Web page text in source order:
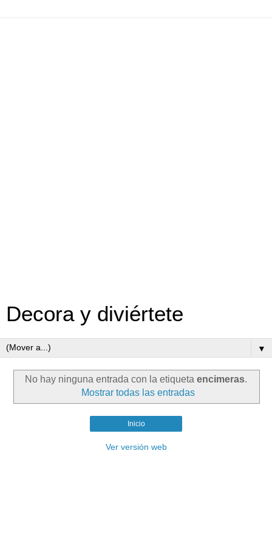
Decora y diviértete
▼
No hay ninguna entrada con la etiqueta encimeras.
Mostrar todas las entradas
Inicio
Ver versión web